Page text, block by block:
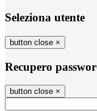
Seleziona utente
button close ×
Recupero
button close ×